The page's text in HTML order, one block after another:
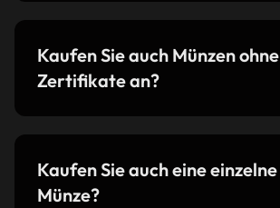
Kaufen Sie auch Münzen ohne
Zertifikate an?
Kaufen Sie auch eine einzelne
Münze?